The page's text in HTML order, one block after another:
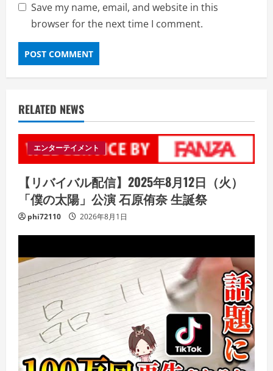
Save my name, email, and website in this
browser for the next time I comment.
RELATED NEWS
エンターテイメント
【リバイバル配信】2025年8月12日（火）
「僕の太陽」公演 石原侑奈 生誕祭
phi72110 2026年8月1日